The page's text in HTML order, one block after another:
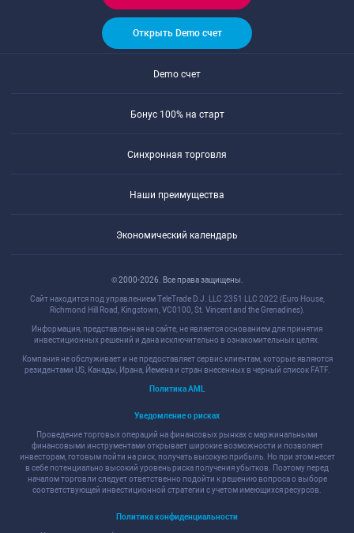
Открыть Demo счет
Demo счет
Бонус 100% на старт
Синхронная торговля
Наши преимущества
Экономический календарь
© 2000-2026. Все права защищены.
Сайт находится под управлением TeleTrade D.J. LLC 2351 LLC 2022 (Euro House,
Richmond Hill Road, Kingstown, VC0100, St. Vincent and the Grenadines).
Информация, представленная на сайте, не является основанием для принятия
инвестиционных решений и дана исключительно в ознакомительных целях.
Компания не обслуживает и не предоставляет сервис клиентам, которые являются
резидентами US, Канады, Ирана, Йемена и стран внесенных в черный список FATF.
Политика AML
Уведомление о рисках
Проведение торговых операций на финансовых рынках с маржинальными
финансовыми инструментами открывает широкие возможности и позволяет
инвесторам, готовым пойти на риск, получать высокую прибыль. Но при этом несет
в себе потенциально высокий уровень риска получения убытков. Поэтому перед
началом торговли следует ответственно подойти к решению вопроса о выборе
соответствующей инвестиционной стратегии с учетом имеющихся ресурсов.
Политика конфиденциальности